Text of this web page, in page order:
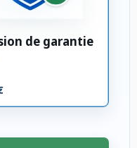
de garantie